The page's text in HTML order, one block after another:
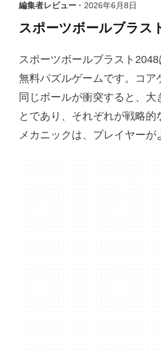
編集者レビュー · 2026年6月8日
スポーツボールブラス
スポーツボールブラスト
無料パズルゲームです。コア
同じボールが衝突すると、
とであり、それぞれが戦略
メカニックは、プレイヤーが